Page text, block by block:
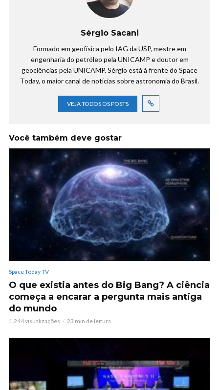
Sérgio Sacani
Formado em geofísica pelo IAG da USP, mestre em
engenharia do petróleo pela UNICAMP e doutor em
geociências pela UNICAMP. Sérgio está à frente do Space
Today, o maior canal de notícias sobre astronomia do Brasil.
VEJA TODOS OS POSTS
Você também deve gostar
Space Today TV
O que existia antes do Big Bang? A ciência
começa a encarar a pergunta mais antiga
do mundo
1.244 visualizações 23 min de leitura